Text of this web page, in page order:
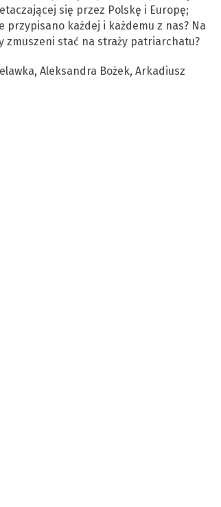
się przez Polskę i Europę;
przypisano każdej i każdemu z nas? Na
zmuszeni stać na straży patriarchatu?
Aleksandra Bożek, Arkadiusz